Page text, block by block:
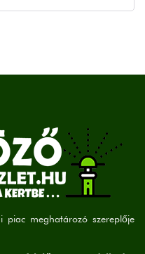
piac meghatározó szereplője